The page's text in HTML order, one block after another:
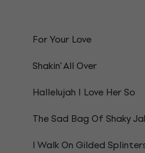
For Your Love
Shakin' All Over
Hallelujah I Love Her So
The Sad Bag Of Shaky
I Walk On Gilded